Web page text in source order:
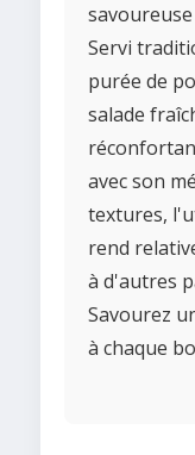
Servi
purée de
salade
avec son
textures,
rend
à d'autres
Savourez
à chaque